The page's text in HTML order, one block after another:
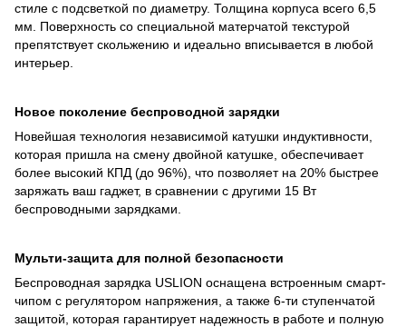
стиле с подсветкой по диаметру. Толщина корпуса всего 6,5
мм. Поверхность со специальной матерчатой текстурой
препятствует скольжению и идеально вписывается в любой
интерьер.
Новое поколение беспроводной зарядки
Новейшая технология независимой катушки индуктивности,
которая пришла на смену двойной катушке, обеспечивает
более высокий КПД (до 96%), что позволяет на 20% быстрее
заряжать ваш гаджет, в сравнении с другими 15 Вт
беспроводными зарядками.
Мульти-защита для полной безопасности
Беспроводная зарядка USLION оснащена встроенным смарт-
чипом с регулятором напряжения, а также 6-ти ступенчатой
защитой, которая гарантирует надежность в работе и полную